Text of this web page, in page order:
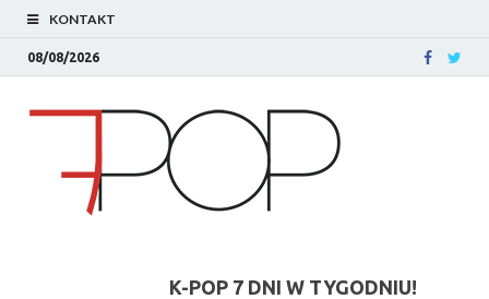
KONTAKT
08/08/2026
K-POP 7 DNI W TYGODNIU!